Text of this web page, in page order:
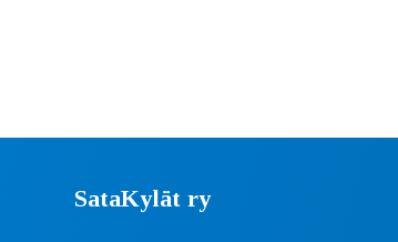
SataKylät ry